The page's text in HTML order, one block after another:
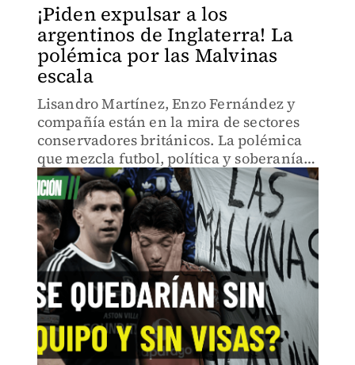
¡Piden expulsar a los
argentinos de Inglaterra! La
polémica por las Malvinas
escala
Lisandro Martínez, Enzo Fernández y
compañía están en la mira de sectores
conservadores británicos. La polémica
que mezcla futbol, política y soberanía
en el peor momento para la relación
Argentina-Inglaterra.